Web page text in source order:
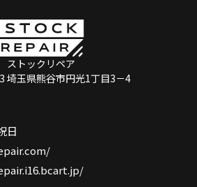
ストックリペア
埼玉県熊谷市円光1丁目3－4
日